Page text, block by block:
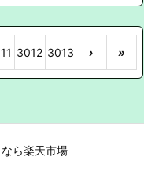
3012 3013 › »
ら楽天市場